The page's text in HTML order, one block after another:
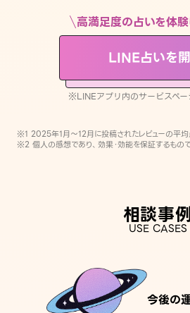
※LINEアプリ内のサービスページへ遷移します
高満足度の占いを体験
LINE占いを
※LINEアプリ内のサービスペ
※1 2025年1月〜12月に投稿されたレビューの平均
※2 個人の感想であり、効果・効能を保証するもの
相談事
USE CASES
今後の